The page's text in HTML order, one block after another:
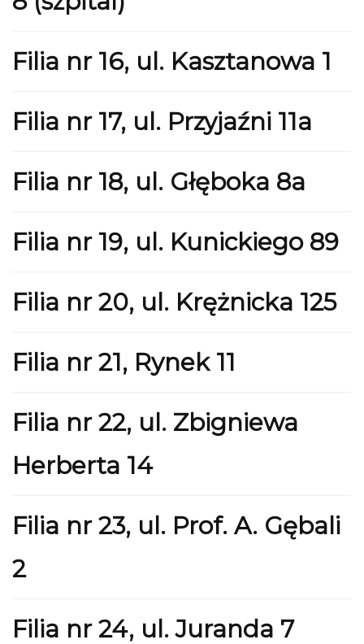
Filia nr 16, ul. Kasztanowa 1
Filia nr 17, ul. Przyjaźni 11a
Filia nr 18, ul. Głęboka 8a
Filia nr 19, ul. Kunickiego 89
Filia nr 20, ul. Krężnicka 125
Filia nr 21, Rynek 11
Filia nr 22, ul. Zbigniewa
Herberta 14
Filia nr 23, ul. Prof. A. Gębali
2
Filia nr 24, ul. Juranda 7